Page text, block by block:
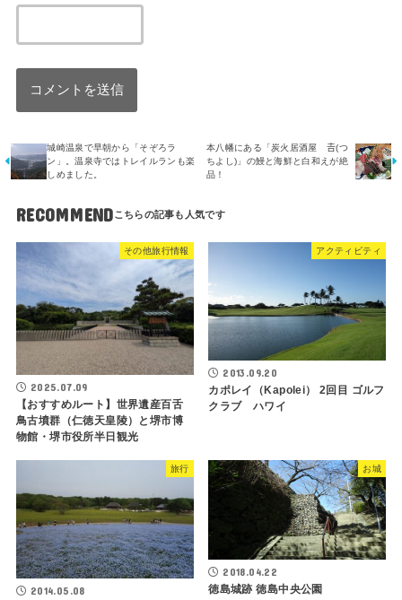
城崎温泉で早朝から「そぞろラ
ン」。温泉寺ではトレイルランも楽
しめました。
本八幡にある「炭火居酒屋 𠮷(つ
ちよし)」の鰻と海鮮と白和えが絶
品！
RECOMMEND
その他旅行情報
2025.07.09
【おすすめルート】世界遺産百舌
鳥古墳群（仁徳天皇陵）と堺市博
物館・堺市役所半日観光
アクティビティ
2013.09.20
カポレイ（Kapolei） 2回目 ゴルフ
クラブ ハワイ
旅行
2014.05.08
お城
2018.04.22
徳島城跡 徳島中央公園